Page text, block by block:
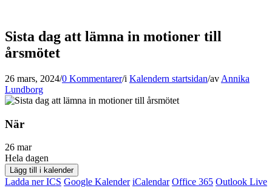
Sista dag att lämna in motioner till
årsmötet
26 mars, 2024/0 Kommentarer/i Kalendern startsidan/av Annika
Lundborg
När
26 mar
Hela dagen
Lägg till i kalender
Ladda ner ICS Google Kalender iCalendar Office 365 Outlook Live